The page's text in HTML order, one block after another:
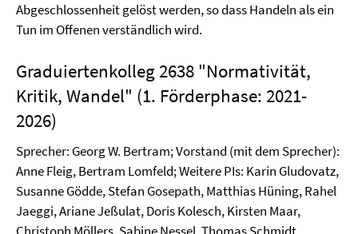
Abgeschlossenheit gelöst werden, so dass Handeln als ein
Tun im Offenen verständlich wird.
Graduiertenkolleg 2638 "Normativität,
Kritik, Wandel" (1. Förderphase: 2021-
2026)
Sprecher: Georg W. Bertram; Vorstand (mit dem Sprecher):
Anne Fleig, Bertram Lomfeld; Weitere PIs: Karin Gludovatz,
Susanne Gödde, Stefan Gosepath, Matthias Hüning, Rahel
Jaeggi, Ariane Jeßulat, Doris Kolesch, Kirsten Maar,